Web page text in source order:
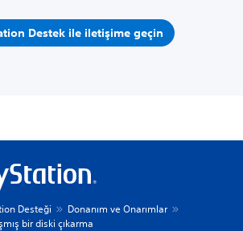
Destek ile iletişime geçin
Desteği
Donanım ve Onarımlar
bir diski çıkarma